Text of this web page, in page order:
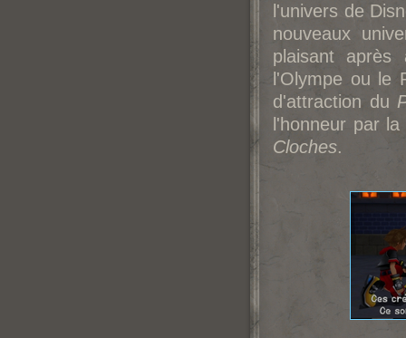
l'univers de
nouveaux
plaisant
l'Olympe ou le
d'attraction du
l'honneur par
Cloches.